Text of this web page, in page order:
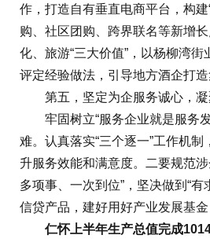
作，打造自有垂直电商平台，构
购、社区团购、跨界联名等新增
化、旅游“三大价值”，以杨柳湾
评定经验做法，引导地方酒企打
第五，坚定为企服务诚心，凝
牢固树立“服务企业就是服务发
难。认真落实“三个逐一”工作机
升服务效能和满意度。二要规范
多项事、一次到位”，坚决做到“
信贷产品，建好用好产业发展基
仁怀上半年生产总值完成1014